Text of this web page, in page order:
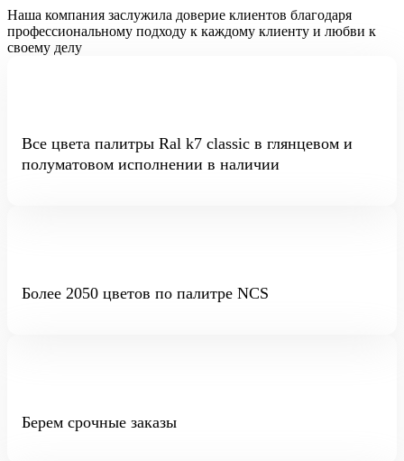
Наша компания заслужила доверие клиентов благодаря
профессиональному подходу к каждому клиенту и любви к
своему делу
Все цвета палитры Ral k7 classic в глянцевом и
полуматовом исполнении в наличии
Более 2050 цветов по палитре NCS
Берем срочные заказы